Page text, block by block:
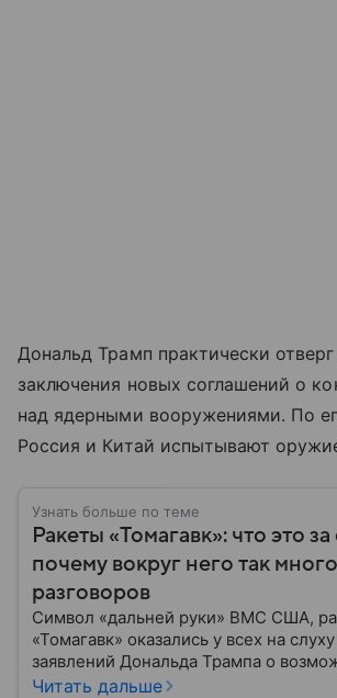
Дональд Трамп практически
заключения новых соглашений о
над ядерными вооружениями. По
Россия и Китай испытывают
Узнать больше по теме
Ракеты «Томагавк»: что это
почему вокруг него так много
разговоров
Символ «дальней руки» ВМС США,
«Томагавк» оказались у всех на
заявлений Дональда Трампа о
передачи Киеву. Малозаметный
Читать дальше